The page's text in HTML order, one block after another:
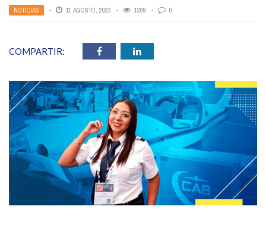
NOTICIAS 11 AGOSTO, 2023 1209 0
COMPARTIR: